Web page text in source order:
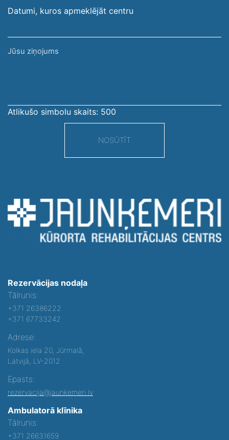
Datumi, kuros apmeklējāt centru
Jūsu
Atlikušo simbolu skaits: 500
NOSŪTĪT
Rezervācijas nodaļa
Tālrunis:
+371 26386222
+371 67733242
Adrese:
Kolkas iela 20, Jūrmalā,
Latvijā, LV-2012
Epasts:
rezervacija@jaunkemeri.lv
Ambulatorā klīnika
Tālrunis:
+371 26631659